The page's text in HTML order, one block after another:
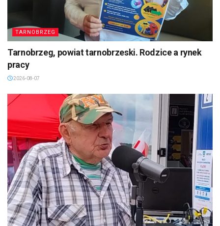
TARNOBRZEG
Tarnobrzeg, powiat tarnobrzeski. Rodzice a rynek
pracy
2026-08-07